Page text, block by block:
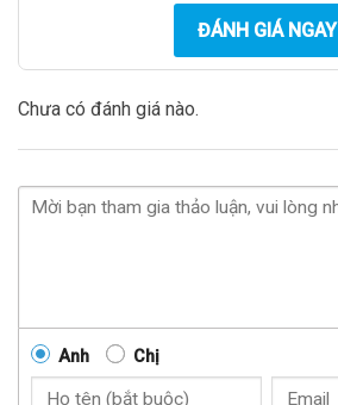
ĐÁNH GIÁ NGAY
Chưa có đánh giá nào.
Anh Chị